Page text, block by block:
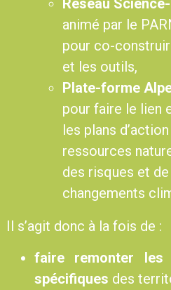
Réseau
animé par le
pour co-
et les outils,
Plate-forme
pour faire le lien
les plans
ressources
des risques et de
changements
Il s’agit donc à la fois de :
faire remonter
spécifiques des